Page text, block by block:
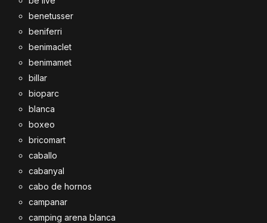
benetusser
beniferri
benimaclet
benimamet
billar
bioparc
blanca
boxeo
bricomart
caballo
cabanyal
cabo de hornos
campanar
camping arena blanca